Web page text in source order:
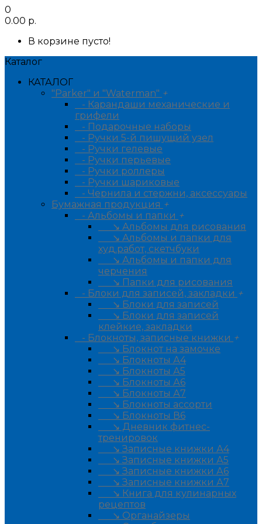
0
0.00 р.
В корзине пусто!
Каталог
КАТАЛОГ
"Parker" и "Waterman" +
- Карандаши механические и
грифели
- Подарочные наборы
- Ручки 5-й пишущий узел
- Ручки гелевые
- Ручки перьевые
- Ручки роллеры
- Ручки шариковые
- Чернила и стержни, аксессуары
Бумажная продукция +
- Альбомы и папки +
↘ Альбомы для рисования
↘ Альбомы и папки для
худ.работ, скетчбуки
↘ Альбомы и папки для
черчения
↘ Папки для рисования
- Блоки для записей, закладки +
↘ Блоки для записей
↘ Блоки для записей
клейкие, закладки
- Блокноты, записные книжки +
↘ Блокнот на замочке
↘ Блокноты А4
↘ Блокноты А5
↘ Блокноты А6
↘ Блокноты А7
↘ Блокноты ассорти
↘ Блокноты В6
↘ Дневник фитнес-
тренировок
↘ Записные книжки А4
↘ Записные книжки А5
↘ Записные книжки А6
↘ Записные книжки А7
↘ Книга для кулинарных
рецептов
↘ Органайзеры